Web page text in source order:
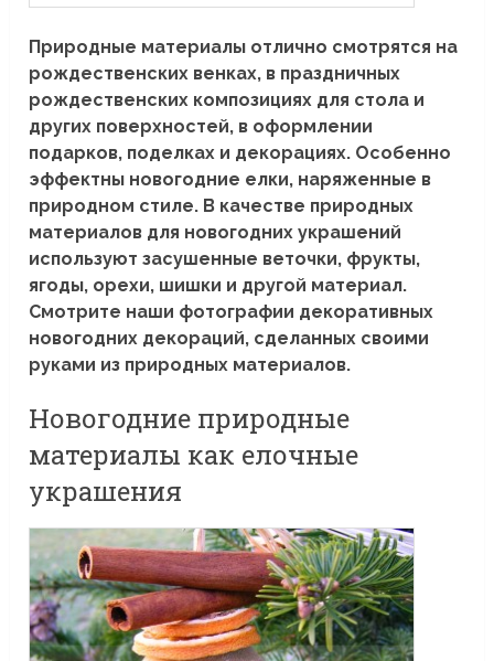
Природные материалы отлично смотрятся на
рождественских венках, в праздничных
рождественских композициях для стола и
других поверхностей, в оформлении
подарков, поделках и декорациях. Особенно
эффектны новогодние елки, наряженные в
природном стиле. В качестве природных
материалов для новогодних украшений
используют засушенные веточки, фрукты,
ягоды, орехи, шишки и другой материал.
Смотрите наши фотографии декоративных
новогодних декораций, сделанных своими
руками из природных материалов.
Новогодние природные
материалы как елочные
украшения